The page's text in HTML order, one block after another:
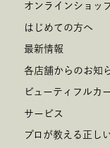
オンラインショッ
はじめての方へ
最新情報
各店舗からのお知
ビューティフルカ
サービス
プロが教える正し